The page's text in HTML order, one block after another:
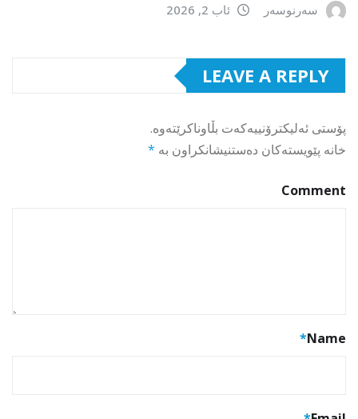
سەرنوسەر ئاب 2, 2026
LEAVE A REPLY
پۆستی ئەلیکترۆنییەکەت بڵاوناکرێتەوە.
خانە پێویستەکان دەستنیشانکراون بە *
Comment
Name
*